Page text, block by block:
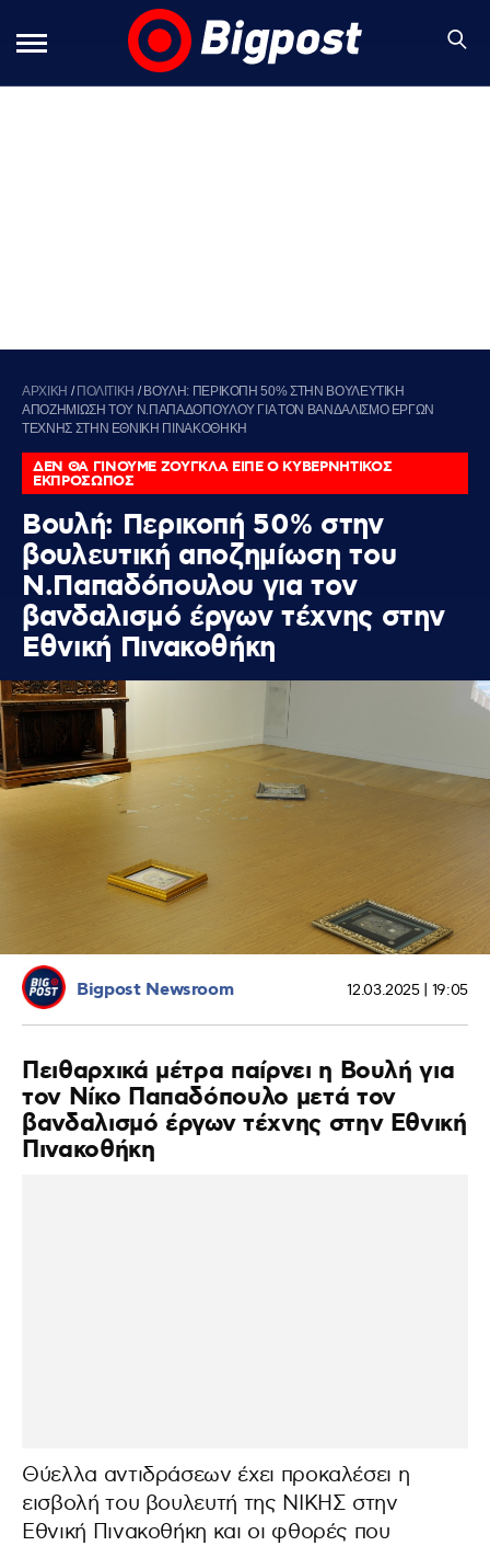
ΑΡΧΙΚΗ / ΠΟΛΙΤΙΚΗ / ΒΟΥΛΗ: ΠΕΡΙΚΟΠΗ 50% ΣΤΗΝ ΒΟΥΛΕΥΤΙΚΗ
ΑΠΟΖΗΜΙΩΣΗ ΤΟΥ Ν.ΠΑΠΑΔΟΠΟΥΛΟΥ ΓΙΑ ΤΟΝ ΒΑΝΔΑΛΙΣΜΟ ΕΡΓΩΝ
ΤΕΧΝΗΣ ΣΤΗΝ ΕΘΝΙΚΗ ΠΙΝΑΚΟΘΗΚΗ
ΔΕΝ ΘΑ ΓΙΝΟΥΜΕ ΖΟΥΓΚΛΑ ΕΙΠΕ Ο ΚΥΒΕΡΝΗΤΙΚΟΣ
ΕΚΠΡΟΣΩΠΟΣ
Βουλή: Περικοπή 50% στην
βουλευτική αποζημίωση του
Ν.Παπαδόπουλου για τον
βανδαλισμό έργων τέχνης στην
Εθνική Πινακοθήκη
Bigpost Newsroom 12.03.2025 | 19:05
Πειθαρχικά μέτρα παίρνει η Βουλή για
τον Νίκο Παπαδόπουλο μετά τον
βανδαλισμό έργων τέχνης στην Εθνική
Πινακοθήκη
Θύελλα αντιδράσεων έχει προκαλέσει η
εισβολή του βουλευτή της ΝΙΚΗΣ στην
Εθνική Πινακοθήκη και οι φθορές που